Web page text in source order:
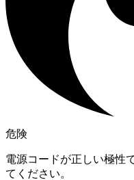
危険
電源コードが正しい極性
てください。